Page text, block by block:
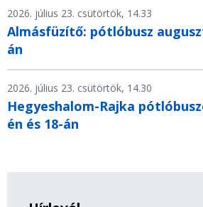
2026. július 23. csütörtök, 14.33
Almásfüzítő: pótlóbusz
án
2026. július 23. csütörtök, 14.30
Hegyeshalom-Rajka
én és 18-án